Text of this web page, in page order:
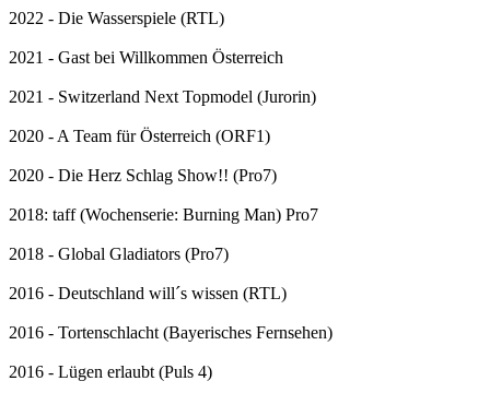
2022 - Die Wasserspiele (RTL)
2021 - Gast bei Willkommen Österreich
2021 - Switzerland Next Topmodel (Jurorin)
2020 - A Team für Österreich (ORF1)
2020 - Die Herz Schlag Show!! (Pro7)
2018: taff (Wochenserie: Burning Man) Pro7
2018 - Global Gladiators (Pro7)
2016 - Deutschland will´s wissen (RTL)
2016 - Tortenschlacht (Bayerisches Fernsehen)
2016 - Lügen erlaubt (Puls 4)